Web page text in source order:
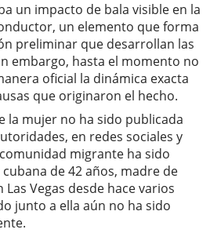
un impacto de bala visible en la
un elemento que forma
preliminar que desarrollan las
embargo, hasta el momento no
oficial la dinámica exacta
que originaron el hecho.
la mujer no ha sido publicada
en redes sociales y
migrante ha sido
de 42 años, madre de
Vegas desde hace varios
junto a ella aún no ha sido